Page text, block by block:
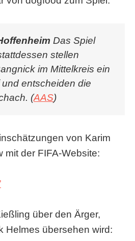
Das Spiel
stellen
im Mittelkreis ein
entscheiden die
(AAS)
von Karim
mit der FIFA-Website:
über den Ärger,
Helmes übersehen wird: